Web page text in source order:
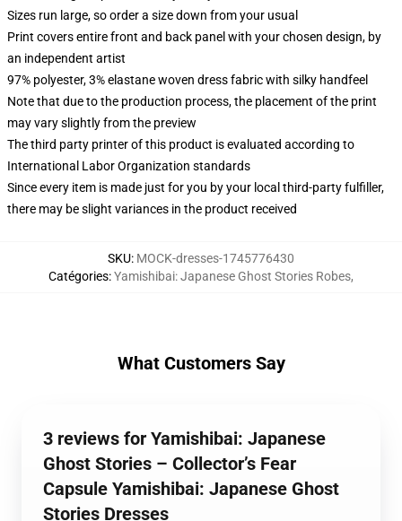
Sizes run large, so order a size down from your usual
Print covers entire front and back panel with your chosen design, by
an independent artist
97% polyester, 3% elastane woven dress fabric with silky handfeel
Note that due to the production process, the placement of the print
may vary slightly from the preview
The third party printer of this product is evaluated according to
International Labor Organization standards
Since every item is made just for you by your local third-party fulfiller,
there may be slight variances in the product received
SKU: MOCK-dresses-1745776430
Catégories:Yamishibai: Japanese Ghost Stories Robes,
What Customers Say
3 reviews for Yamishibai: Japanese
Ghost Stories – Collector’s Fear
Capsule Yamishibai: Japanese Ghost
Stories Dresses